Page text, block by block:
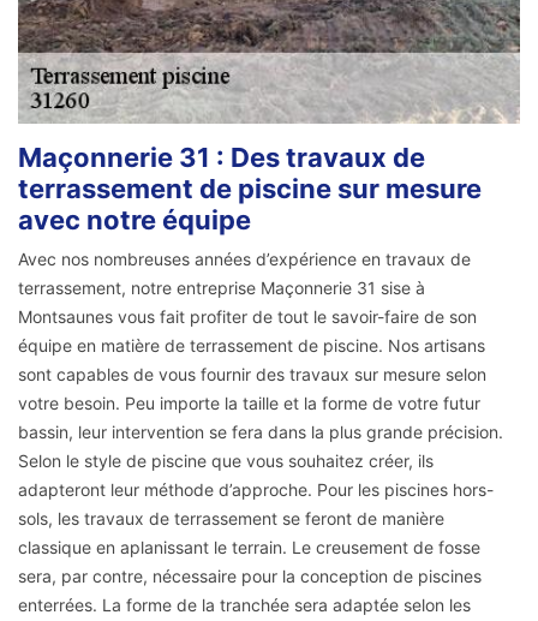
Maçonnerie 31 : Des travaux de
terrassement de piscine sur mesure
avec notre équipe
Avec nos nombreuses années d’expérience en travaux de
terrassement, notre entreprise Maçonnerie 31 sise à
Montsaunes vous fait profiter de tout le savoir-faire de son
équipe en matière de terrassement de piscine. Nos artisans
sont capables de vous fournir des travaux sur mesure selon
votre besoin. Peu importe la taille et la forme de votre futur
bassin, leur intervention se fera dans la plus grande précision.
Selon le style de piscine que vous souhaitez créer, ils
adapteront leur méthode d’approche. Pour les piscines hors-
sols, les travaux de terrassement se feront de manière
classique en aplanissant le terrain. Le creusement de fosse
sera, par contre, nécessaire pour la conception de piscines
enterrées. La forme de la tranchée sera adaptée selon les